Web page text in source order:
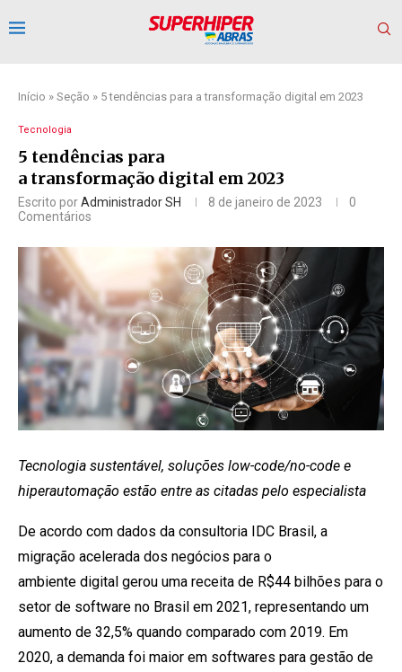
Início » Seção » 5 tendências para a transformação digital em 2023
Tecnologia
5 tendências para
a transformação digital em 2023
Escrito porAdministrador SH 8 de janeiro de 2023
0
Comentários
Tecnologia sustentável, soluções low-code/no-code e
hiperautomação estão entre as citadas pelo especialista
De acordo com dados da consultoria IDC Brasil, a
migração acelerada dos negócios para o
ambiente digital gerou uma receita de R$44 bilhões para o
setor de software no Brasil em 2021, representando um
aumento de 32,5% quando comparado com 2019. Em
2020, a demanda foi maior em softwares para gestão de